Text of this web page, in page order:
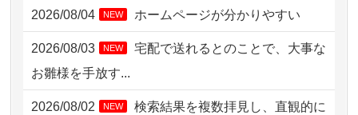
2026/08/04 15:40 千葉県の方からお申込み
2026/08/04 NEW ホームページが分かりやすい
2026/08/03 NEW
宅配で送れるとのことで、大事な
お雛様を手放す...
2026/08/02 NEW
検索結果を複数拝見し、直観的に